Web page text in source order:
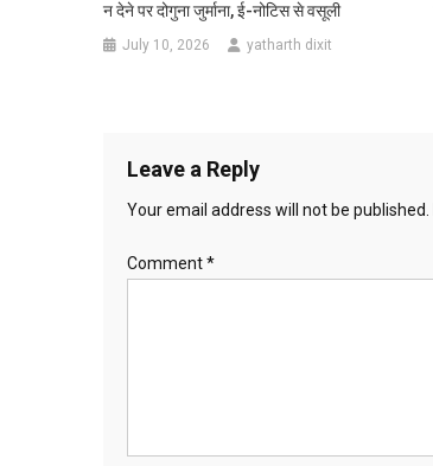
न देने पर दोगुना जुर्माना, ई-नोटिस से वसूली
July 10, 2026 yatharth dixit
Leave a Reply
Your email address will not be published.
Comment*